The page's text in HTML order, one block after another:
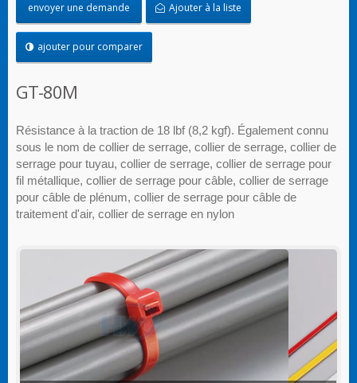
envoyer une demande Ajouter à la liste
ajouter pour comparer
GT-80M
Résistance à la traction de 18 lbf (8,2 kgf). Également connu
sous le nom de collier de serrage, collier de serrage, collier de
serrage pour tuyau, collier de serrage, collier de serrage pour
fil métallique, collier de serrage pour câble, collier de serrage
pour câble de plénum, ​​collier de serrage pour câble de
traitement d'air, collier de serrage en nylon